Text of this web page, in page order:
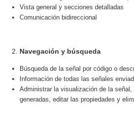
Vista general y secciones detalladas
Comunicación bidireccional
Navegación y búsqueda
Búsqueda de la señal por código o
Información de todas las señales
Administrar la visualización de la señal,
generadas, editar las propiedades y